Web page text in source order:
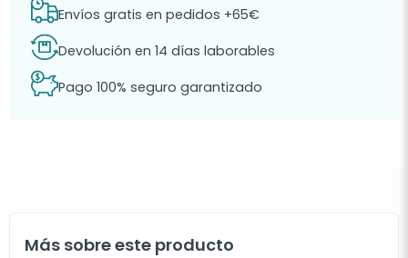
Envíos gratis en pedidos +65€
Devolución en 14 días laborables
Pago 100% seguro garantizado
Más sobre este producto